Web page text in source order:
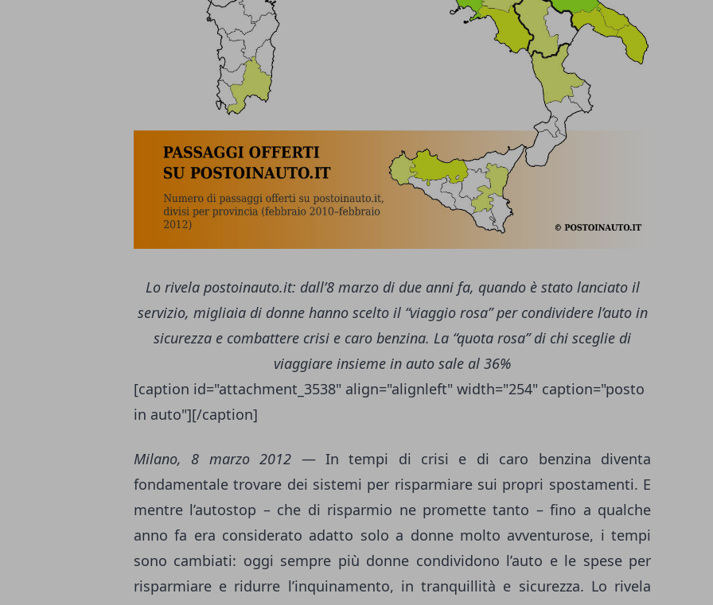
Lo rivela postoinauto.it: dall’8 marzo di due anni fa, quando è stato lanciato il
servizio, migliaia di donne hanno scelto il “viaggio rosa” per condividere l’auto in
sicurezza e combattere crisi e caro benzina. La “quota rosa” di chi sceglie di
viaggiare insieme in auto sale al 36%
[caption id="attachment_3538" align="alignleft" width="254" caption="posto
in auto"][/caption]
Milano, 8 marzo 2012 — In tempi di crisi e di caro benzina diventa
fondamentale trovare dei sistemi per risparmiare sui propri spostamenti. E
mentre l’autostop – che di risparmio ne promette tanto – fino a qualche
anno fa era considerato adatto solo a donne molto avventurose, i tempi
sono cambiati: oggi sempre più donne condividono l’auto e le spese per
risparmiare e ridurre l’inquinamento, in tranquillità e sicurezza. Lo rivela